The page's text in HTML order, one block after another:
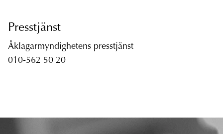
Presstjänst
Åklagarmyndighetens presstjänst
010-562 50 20